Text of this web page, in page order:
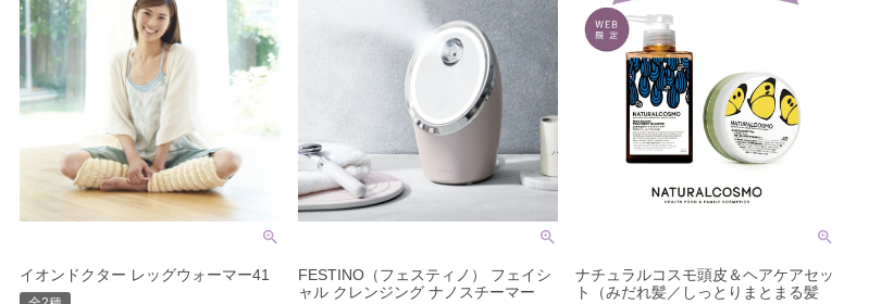
イオンドクター レッグウォーマー41
FESTINO（フェスティノ） フェイシ
ャル クレンジング ナノスチーマー
ナチュラルコスモ頭皮＆ヘアケアセッ
ト（みだれ髪／しっとりまとまる髪